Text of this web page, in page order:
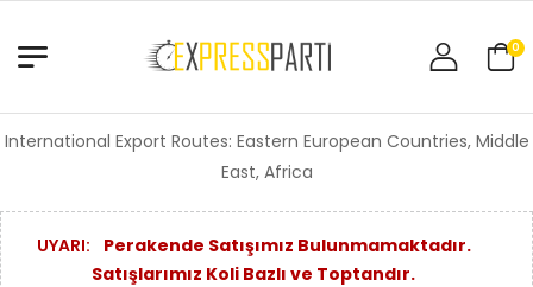
0
International Export Routes: Eastern European Countries, Middle
East, Africa
UYARI:
Perakende Satışımız Bulunmamaktadır.
Satışlarımız Koli Bazlı ve Toptandır.